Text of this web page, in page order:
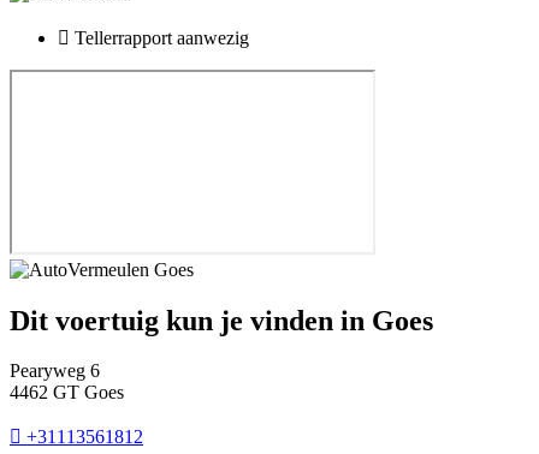
Tellerrapport aanwezig
Dit voertuig kun je vinden in Goes
Pearyweg 6
4462 GT Goes
+31113561812